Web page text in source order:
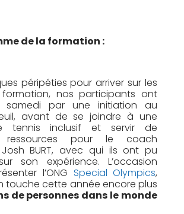
de la formation :
péripéties pour arriver sur les
nos participants ont
samedi par une initiation au
avant de se joindre à une
tennis inclusif et servir de
ressources pour le coach
BURT, avec qui ils ont pu
son expérience. L’occasion
l’ONG Special Olympics,
touche cette année encore plus
de personnes dans le monde